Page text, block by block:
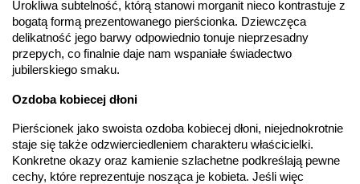
odpowiedzialny:
Suchan, ul. Kurczaba 3, 30-868 Kraków; NIP:
679-25-92-107; sklep@wec.com.pl
Bezpieczeństwo
- rodzaj
ostrzeżenia
Nie nadaje się dla dzieci w wieku poniżej 3 lat
,Elementy w wyrobie wykonane z białego złota
Urokliwa subtelność, którą stanowi morganit nieco kontrastuje z
bogatą formą prezentowanego pierścionka. Dziewczęca
delikatność jego barwy odpowiednio tonuje nieprzesadny
przepych, co finalnie daje nam wspaniałe świadectwo
jubilerskiego smaku.
Ozdoba kobiecej dłoni
Pierścionek jako swoista ozdoba kobiecej dłoni, niejednokrotnie
staje się także odzwierciedleniem charakteru właścicielki.
Konkretne okazy oraz kamienie szlachetne podkreślają pewne
cechy, które reprezentuje nosząca je kobieta. Jeśli więc